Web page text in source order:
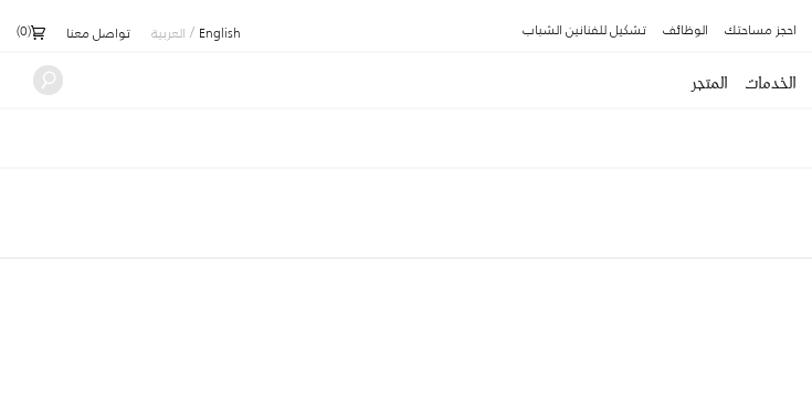
احجز مساحتك الوظائف تشكيل للفنانين الشباب English
/ العربية تواصل معنا (
0
)
الخدمات المتجر